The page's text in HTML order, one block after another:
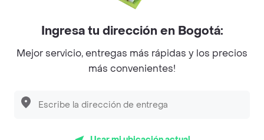
Facebook
Twitter
Instagram
©2026Rappi Inc. All rights reserved.
Ingresa tu dirección en Bogotá:
Mejor servicio, entregas más rápidas y los precios
más convenientes!